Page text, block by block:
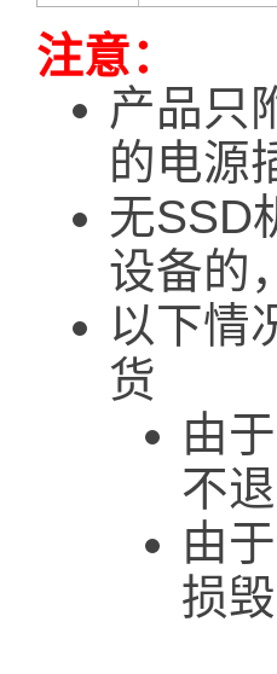
注意：
产品只
的电源
无SSD
设备的
以下情
货
由
不退
由
损